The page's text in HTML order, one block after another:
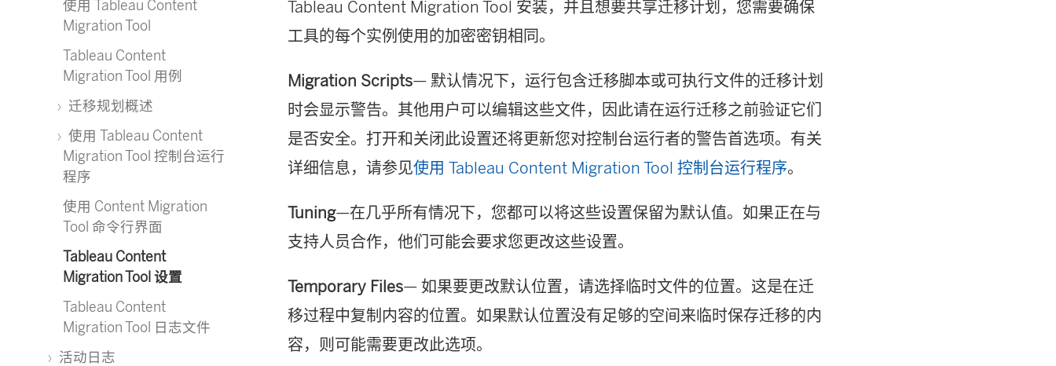
使用 Tableau Content
Migration Tool
Tableau Content
Migration Tool 用例
迁移规划概述
使用 Tableau Content
Migration Tool 控制台运行
程序
使用 Content Migration
Tool 命令行界面
Tableau Content
Migration Tool 设置
Tableau Content
Migration Tool 日志文件
活动日志
Tableau Content Migration Tool 安装，并且想要共享迁移计划，您需要确保
工具的每个实例使用的加密密钥相同。
Migration Scripts— 默认情况下，运行包含迁移脚本或可执行文件的迁移计划
时会显示警告。其他用户可以编辑这些文件，因此请在运行迁移之前验证它们
是否安全。打开和关闭此设置还将更新您对控制台运行者的警告首选项。有关
详细信息，请参见使用 Tableau Content Migration Tool 控制台运行程序。
Tuning—在几乎所有情况下，您都可以将这些设置保留为默认值。如果正在与
支持人员合作，他们可能会要求您更改这些设置。
Temporary Files— 如果要更改默认位置，请选择临时文件的位置。这是在迁
移过程中复制内容的位置。如果默认位置没有足够的空间来临时保存迁移的内
容，则可能需要更改此选项。